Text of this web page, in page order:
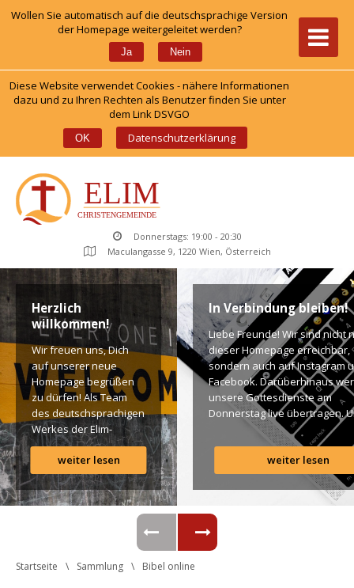
Wollen Sie automatisch auf die deutschsprachige Version
der Homepage weitergeleitet werden?
Ja Nein
Diese Website verwendet Cookies - nähere Informationen
dazu und zu Ihren Rechten als Benutzer finden Sie unter
dem Link DSVGO
OK Datenschutzerklärung
Donnerstags: 19:00 - 20:30
Maculangasse 9, 1220 Wien, Österreich
Herzlich
willkommen!
Wir freuen uns, Dich
auf unserer neue
Homepage begrüßen
zu dürfen! Als Team
des deutschsprachigen
Werkes der Elim-
Gemeinde ist es für
uns ein großes
Anliegen […]
weiter lesen
In Verbindung bleiben!
Liebe Freunde! Wir sind nicht
dieser Homepage erreichbar,
ondern auch auf Instagram
Facebook. Darüberhinaus
unsere Gottesdienste am
Donnerstag live übertragen.
findet Ihr dazu alle Links.
Segen! Live-Übertragung
Gottesdienst: http://
Instagram: http://elim.wien
Facebook:
https://www.facebook.com/
Photo by iabzd on Unsplash
weiter lesen
Startseite Sammlung Bibel online